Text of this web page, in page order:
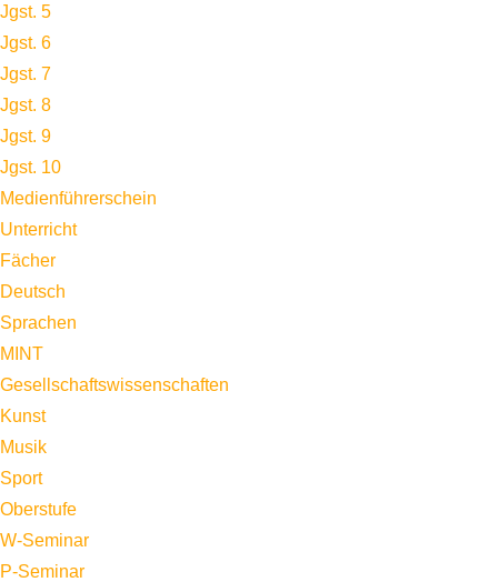
Jgst. 5
Jgst. 6
Jgst. 7
Jgst. 8
Jgst. 9
Jgst. 10
Medienführerschein
Unterricht
Fächer
Deutsch
Sprachen
MINT
Gesellschaftswissenschaften
Kunst
Musik
Sport
Oberstufe
W-Seminar
P-Seminar